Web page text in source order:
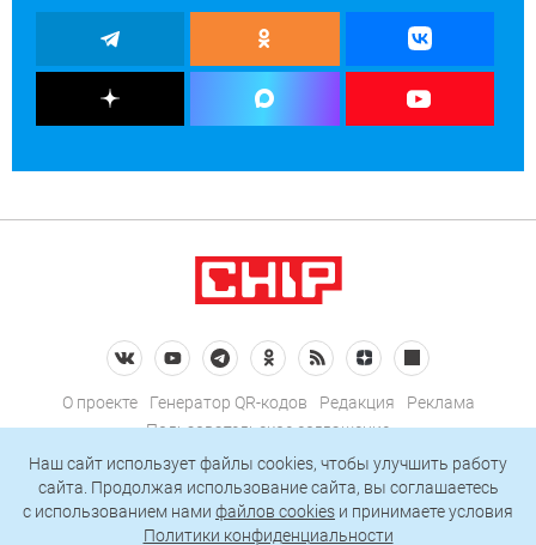
О проекте Генератор QR-кодов Редакция
Реклама
Пользовательское соглашение
Политика конфиденциальности
Подписаться на рассылку
Наш сайт использует файлы cookies, чтобы улучшить работу
сайта. Продолжая использование сайта, вы соглашаетесь
c использованием нами файлов cookies и принимаете условия
Политики конфиденциальности